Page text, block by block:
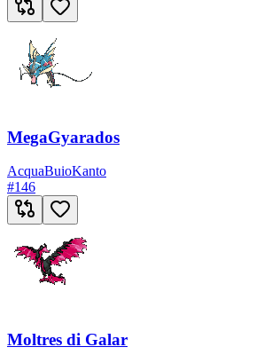
MegaGyarados
AcquaBuioKanto
#146
Moltres di Galar